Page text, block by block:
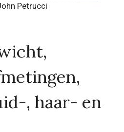
Petrucci
, haar- en